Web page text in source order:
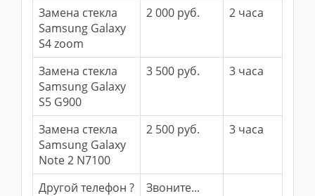
Замена стекла
Samsung Galaxy
S4 zoom
2 000 руб. 2 часа
Замена стекла
Samsung Galaxy
S5 G900
3 500 руб. 3 часа
Замена стекла
Samsung Galaxy
Note 2 N7100
2 500 руб. 3 часа
Другой телефон ? Звоните...